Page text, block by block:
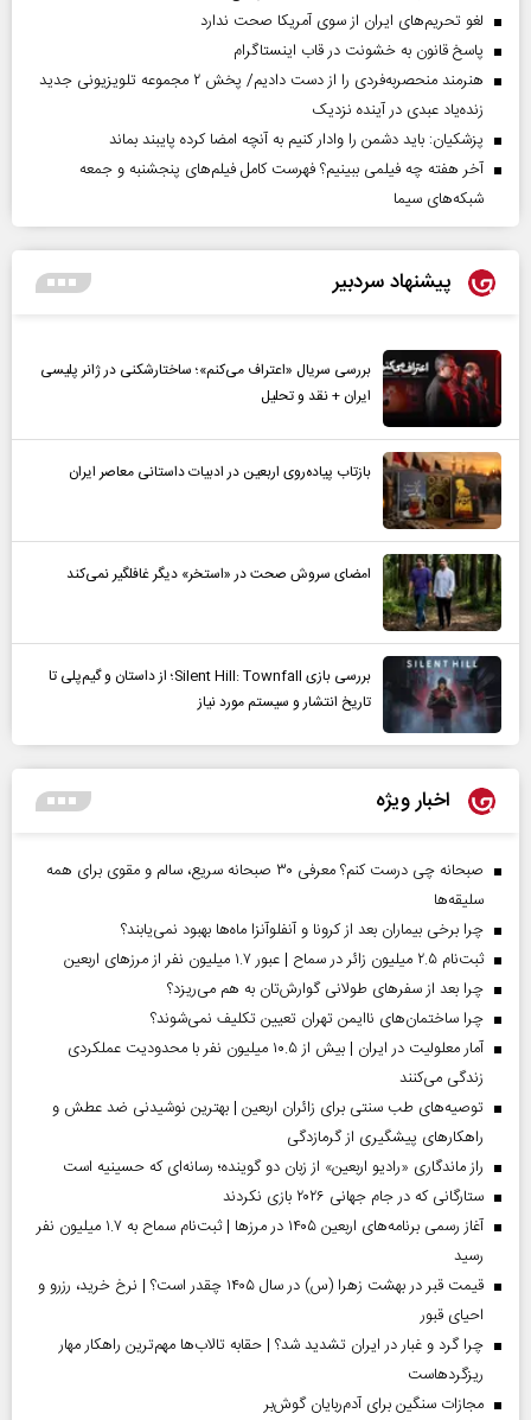
لغو تحریم‌های ایران از سوی آمریکا صحت ندارد
پاسخ قانون به خشونت در قاب اینستاگرام
هنرمند منحصر‌به‌فردی را از دست دادیم/ پخش ۲ مجموعه تلویزیونی جدید
زنده‌یاد عبدی در آینده نزدیک
پزشکیان: باید دشمن را وادار کنیم به آنچه امضا کرده پایبند بماند
آخر هفته چه فیلمی ببینیم؟ فهرست کامل فیلم‌های پنجشنبه و جمعه
شبکه‌های سیما
پیشنهاد سردبیر
بررسی سریال «اعتراف می‌کنم»؛ ساختارشکنی در ژانر پلیسی
ایران + نقد و تحلیل
بازتاب پیاده‌روی اربعین در ادبیات داستانی معاصر ایران
امضای سروش صحت در «استخر» دیگر غافلگیر نمی‌کند
بررسی بازی Silent Hill: Townfall؛ از داستان و گیم‌پلی تا
تاریخ انتشار و سیستم مورد نیاز
اخبار ویژه
صبحانه چی درست کنم؟ معرفی ۳۰ صبحانه سریع، سالم و مقوی برای همه
سلیقه‌ها
چرا برخی بیماران بعد از کرونا و آنفلوآنزا ماه‌ها بهبود نمی‌یابند؟
ثبت‌نام ۲.۵ میلیون زائر در سماح | عبور ۱.۷ میلیون نفر از مرز‌های اربعین
چرا بعد از سفرهای طولانی گوارش‌تان به هم می‌ریزد؟
چرا ساختمان‌های ناایمن تهران تعیین تکلیف نمی‌شوند؟
آمار معلولیت در ایران | بیش از ۱۰.۵ میلیون نفر با محدودیت عملکردی
زندگی می‌کنند
توصیه‌های طب سنتی برای زائران اربعین | بهترین نوشیدنی ضد عطش و
راهکارهای پیشگیری از گرمازدگی
راز ماندگاری «رادیو اربعین» از زبان دو گوینده؛ رسانه‌ای که حسینیه است
ستارگانی که در جام جهانی ۲۰۲۶ بازی نکردند
آغاز رسمی برنامه‌های اربعین ۱۴۰۵ در مرز‌ها | ثبت‌نام سماح به ۱.۷ میلیون نفر
رسید
قیمت قبر در بهشت زهرا (س) در سال ۱۴۰۵ چقدر است؟ | نرخ خرید، رزرو و
احیای قبور
چرا گرد و غبار در ایران تشدید شد؟ | حقابه تالاب‌ها مهم‌ترین راهکار مهار
ریزگردهاست
مجازات سنگین برای آدم‌ربایان گوش‌بر